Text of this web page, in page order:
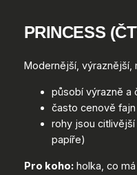
PRINCESS
Modernější, výraznější,
působí výrazně a
často cenově
rohy jsou
papíře)
Pro koho:holka, co má